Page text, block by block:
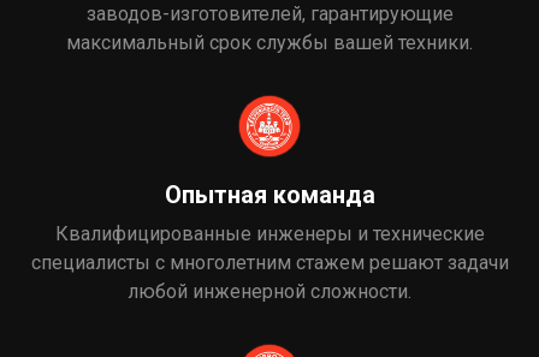
заводов-изготовителей, гарантирующие
максимальный срок службы вашей техники.
Опытная команда
Квалифицированные инженеры и технические
специалисты с многолетним стажем решают задачи
любой инженерной сложности.